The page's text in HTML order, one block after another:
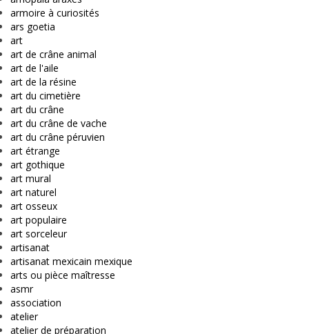
armoire à curiosités
ars goetia
art
art de crâne animal
art de l'aile
art de la résine
art du cimetière
art du crâne
art du crâne de vache
art du crâne péruvien
art étrange
art gothique
art mural
art naturel
art osseux
art populaire
art sorceleur
artisanat
artisanat mexicain mexique
arts ou pièce maîtresse
asmr
association
atelier
atelier de préparation